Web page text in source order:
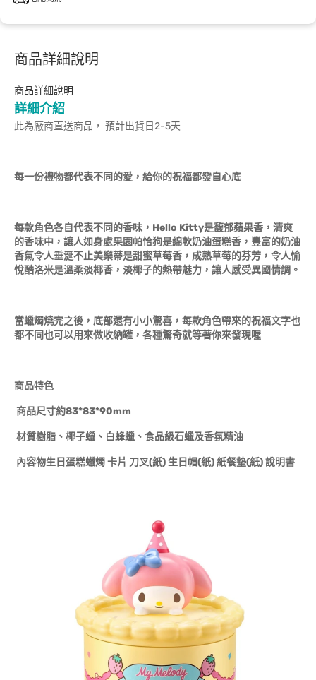
商品詳細說明
商品詳細說明
詳細介紹
此為廠商直送商品， 預計出貨日2-5天
每一份禮物都代表不同的愛，給你的祝福都發自心底
每款角色各自代表不同的香味，Hello Kitty是馥郁蘋果香，清爽
的香味中，讓人如身處果園帕恰狗是綿軟奶油蛋糕香，豐富的奶油
香氣令人垂涎不止美樂蒂是甜蜜草莓香，成熟草莓的芬芳，令人愉
悅酷洛米是溫柔淡椰香，淡椰子的熱帶魅力，讓人感受異國情調。
當蠟燭燒完之後，底部還有小小驚喜，每款角色帶來的祝福文字也
都不同也可以用來做收納罐，各種驚奇就等著你來發現喔
商品特色
商品尺寸約83*83*90mm
材質樹脂、椰子蠟、白蜂蠟、食品級石蠟及香氛精油
內容物生日蛋糕蠟燭 卡片 刀叉(紙) 生日帽(紙) 紙餐墊(紙) 說明書